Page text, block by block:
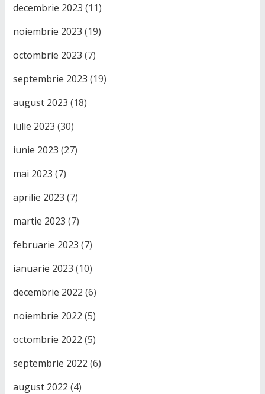
decembrie 2023 (11)
noiembrie 2023 (19)
octombrie 2023 (7)
septembrie 2023 (19)
august 2023 (18)
iulie 2023 (30)
iunie 2023 (27)
mai 2023 (7)
aprilie 2023 (7)
martie 2023 (7)
februarie 2023 (7)
ianuarie 2023 (10)
decembrie 2022 (6)
noiembrie 2022 (5)
octombrie 2022 (5)
septembrie 2022 (6)
august 2022 (4)